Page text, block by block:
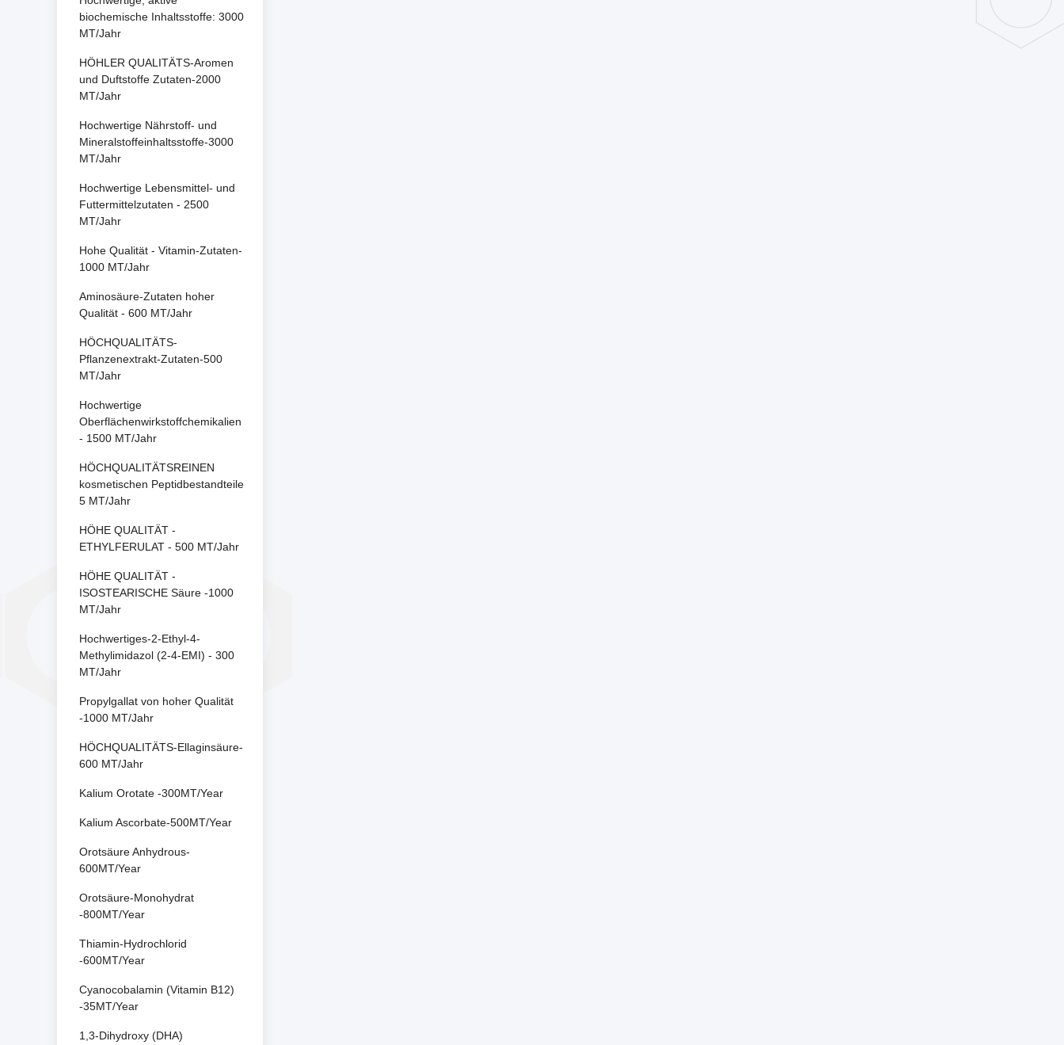
biochemische Inhaltsstoffe: 3000
MT/Jahr
HÖHLER QUALITÄTS-Aromen
und Duftstoffe Zutaten-2000
MT/Jahr
Hochwertige Nährstoff- und
Mineralstoffeinhaltsstoffe-3000
MT/Jahr
Hochwertige Lebensmittel- und
Futtermittelzutaten - 2500
MT/Jahr
Hohe Qualität - Vitamin-Zutaten-
1000 MT/Jahr
Aminosäure-Zutaten hoher
Qualität - 600 MT/Jahr
HÖCHQUALITÄTS-
Pflanzenextrakt-Zutaten-500
MT/Jahr
Hochwertige
Oberflächenwirkstoffchemikalien
- 1500 MT/Jahr
HÖCHQUALITÄTSREINEN
kosmetischen Peptidbestandteile
5 MT/Jahr
HÖHE QUALITÄT -
ETHYLFERULAT - 500 MT/Jahr
HÖHE QUALITÄT -
ISOSTEARISCHE Säure -1000
MT/Jahr
Hochwertiges-2-Ethyl-4-
Methylimidazol (2-4-EMI) - 300
MT/Jahr
Propylgallat von hoher Qualität
-1000 MT/Jahr
HÖCHQUALITÄTS-Ellaginsäure-
600 MT/Jahr
Kalium Orotate -300MT/Year
Kalium Ascorbate-500MT/Year
Orotsäure Anhydrous-
600MT/Year
Orotsäure-Monohydrat
-800MT/Year
Thiamin-Hydrochlorid
-600MT/Year
Cyanocobalamin (Vitamin B12)
-35MT/Year
1,3-Dihydroxy (DHA)